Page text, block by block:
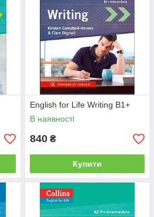
English for Life Writing B1+
В наявності
840 ₴
Купити